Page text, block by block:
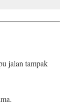
jalan tampak